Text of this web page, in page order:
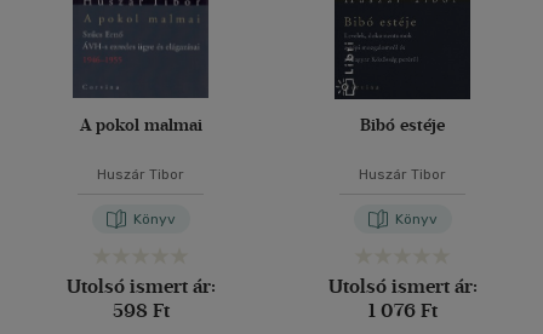
A pokol malmai
Huszár Tibor
Könyv
Utolsó ismert ár:
598 Ft
Bibó estéje
Huszár Tibor
Könyv
Utolsó ismert ár:
1 076 Ft